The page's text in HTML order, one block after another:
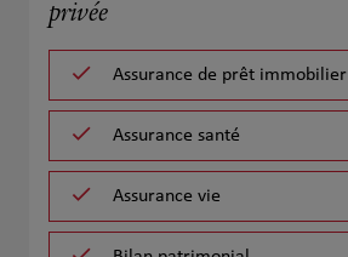
privée
Assurance de prêt immobilier
Assurance santé
Assurance vie